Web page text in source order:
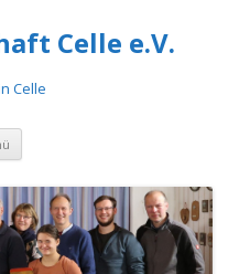
Celle e.V.
Celle
Zum
springen